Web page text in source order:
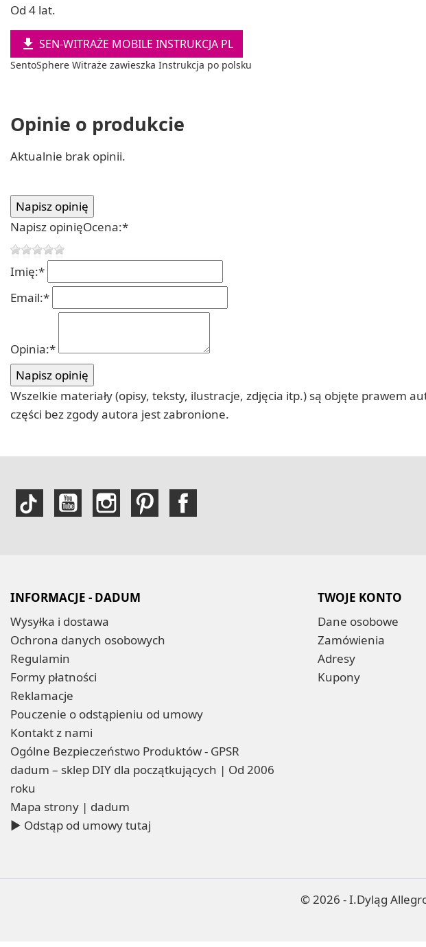
Od 4 lat.
 SEN-WITRAŻE MOBILE INSTRUKCJA PL
SentoSphere Witraże zawieszka Instrukcja po polsku
Opinie o produkcie
Aktualnie brak opinii.
Napisz opinięOcena:*
Imię:*
Email:*
Opinia:*
Wszelkie materiały (opisy, teksty, ilustracje, zdjęcia itp.) są objęte prawem
części bez zgody autora jest zabronione.
INFORMACJE - DADUM
Wysyłka i dostawa
Ochrona danych osobowych
Regulamin
Formy płatności
Reklamacje
Pouczenie o odstąpieniu od umowy
Kontakt z nami
Ogólne Bezpieczeństwo Produktów - GPSR
dadum – sklep DIY dla początkujących | Od 2006
roku
Mapa strony | dadum
▶ Odstąp od umowy tutaj
TWOJE KONTO
Dane osobowe
Zamówienia
Adresy
Kupony
© 2026 - I.Dyląg